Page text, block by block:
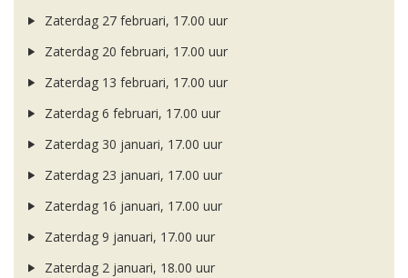
Zaterdag 27 februari, 17.00 uur
Zaterdag 20 februari, 17.00 uur
Zaterdag 13 februari, 17.00 uur
Zaterdag 6 februari, 17.00 uur
Zaterdag 30 januari, 17.00 uur
Zaterdag 23 januari, 17.00 uur
Zaterdag 16 januari, 17.00 uur
Zaterdag 9 januari, 17.00 uur
Zaterdag 2 januari, 18.00 uur